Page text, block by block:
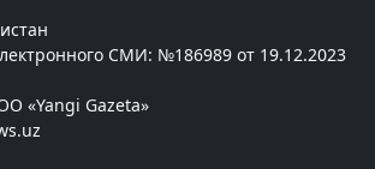
СМИ: №186989 от 19.12.2023
«Yangi Gazeta»